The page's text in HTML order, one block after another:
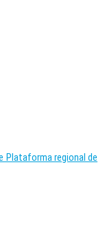
Plataforma regional de